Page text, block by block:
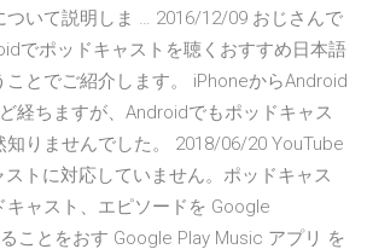
ついて説明しま … 2016/12/09 おじさんで
でポッドキャストを聴くおすすめ日本語
とでご紹介します。 iPhoneからAndroid
経ちますが、Androidでもポッドキャス
知りませんでした。 2018/06/20 YouTube
トに対応していません。ポッドキャス
キャスト、エピソードを Google
ことをおす Google Play Music アプリ を